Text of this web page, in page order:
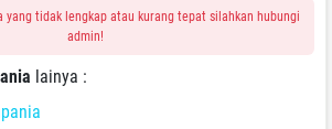
tidak lengkap atau kurang tepat silahkan hubungi
admin!
lainya :